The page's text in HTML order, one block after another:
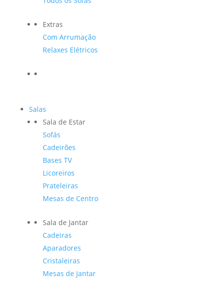
Extras
Com Arrumação
Relaxes Elétricos
Salas
Sala de Estar
Sofás
Cadeirões
Bases TV
Licoreiros
Prateleiras
Mesas de Centro
Sala de Jantar
Cadeiras
Aparadores
Cristaleiras
Mesas de Jantar